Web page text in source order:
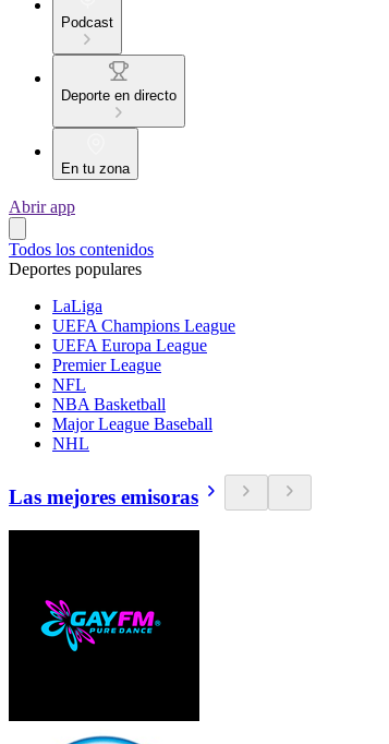
Podcast
Deporte en directo
En tu zona
Abrir app
Todos los contenidos
Deportes populares
LaLiga
UEFA Champions League
UEFA Europa League
Premier League
NFL
NBA Basketball
Major League Baseball
NHL
Las mejores emisoras